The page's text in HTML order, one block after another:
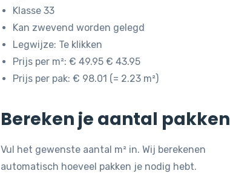
Klasse 33
Kan zwevend worden gelegd
Legwijze: Te klikken
Prijs per m²: € 49.95 € 43.95
Prijs per pak: € 98.01 (= 2.23 m²)
Bereken je aantal pakken
Vul het gewenste aantal m² in. Wij berekenen
automatisch hoeveel pakken je nodig hebt.